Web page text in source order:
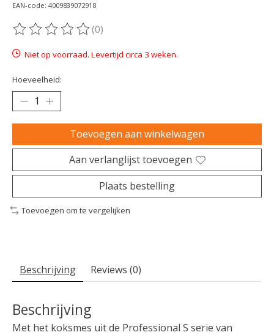
EAN-code: 4009839072918
De beoordeling van dit product is
(0)
Niet op voorraad. Levertijd circa 3 weken.
Hoeveelheid:
Toevoegen aan winkelwagen
Aan verlanglijst toevoegen
Plaats bestelling
Toevoegen om te vergelijken
Beschrijving Reviews (0)
Beschrijving
Met het koksmes uit de Professional S serie van